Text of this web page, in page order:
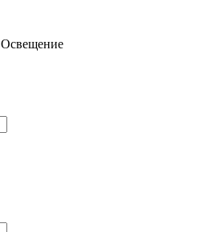
Освещение